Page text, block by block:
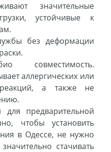
значительные
устойчивые к
без деформации
совместимость.
аллергических или
реакций, а также не
предварительной
чтобы установить
в Одессе, не нужно
стачивать